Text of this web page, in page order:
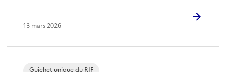
13 mars 2026
Guichet unique du RIF